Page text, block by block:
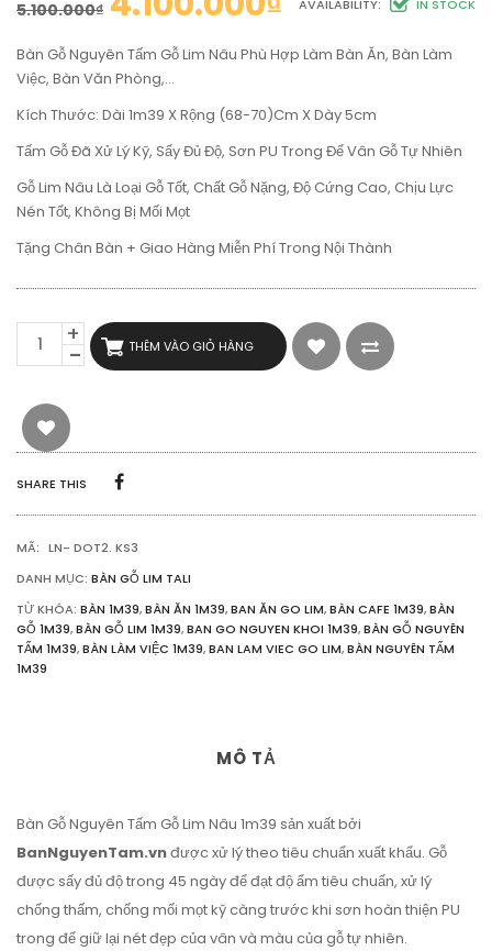
5.100.000₫ AVAILABILITY: IN STOCK
Bàn Gỗ Nguyên Tấm Gỗ Lim Nâu Phù Hợp Làm Bàn Ăn, Bàn Làm
Việc, Bàn Văn Phòng,…
Kích Thước: Dài 1m39 X Rộng (68-70)cm X Dày 5cm
Tấm Gỗ Đã Xử Lý Kỹ, Sấy Đủ Độ, Sơn PU Trong Để Vân Gỗ Tự Nhiên
Gỗ Lim Nâu Là Loại Gỗ Tốt, Chất Gỗ Nặng, Độ Cứng Cao, Chịu Lực
Nén Tốt, Không Bị Mối Mọt
Tặng Chân Bàn + Giao Hàng Miễn Phí Trong Nội Thành
NGUYÊN
GỖ
LIM
NÂU
SỐ
THÊM VÀO GIỎ HÀNG
SHARE THIS
MÃ: LN- DOT2. KS3
DANH MỤC: BÀN GỖ LIM TALI
TỪ KHÓA: BÀN 1M39,BÀN ĂN 1M39,BAN ĂN GO LIM,BÀN CAFE 1M39,BÀN
GỖ 1M39,BÀN GỖ LIM 1M39,BAN GO NGUYEN KHOI 1M39,BÀN GỖ NGUYÊN
TẤM 1M39,BÀN LÀM VIỆC 1M39,BAN LAM VIEC GO LIM,BÀN NGUYÊN TẤM
1M39
MÔ TẢ
Bàn Gỗ Nguyên Tấm Gỗ Lim Nâu 1m39 sản xuất bởi
BanNguyenTam.vnđược xử lý theo tiêu chuẩn xuất khẩu. Gỗ
được sấy đủ độ trong 45 ngày để đạt độ ẩm tiêu chuẩn, xử lý
chống thấm, chống mối mọt kỹ càng trước khi sơn hoàn thiện PU
trong để giữ lại nét đẹp của vân và màu của gỗ tự nhiên.